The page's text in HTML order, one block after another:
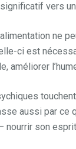
vers
ne
ci est
améliorer
aussi par ce
nourrir son